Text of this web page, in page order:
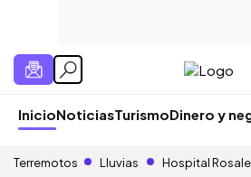
InicioNoticiasTurismoDinero y
Terremotos Lluvias Hospital